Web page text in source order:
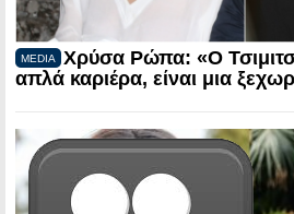
MEDIA
Χρύσα Ρώπα: «Ο
απλά καριέρα, είναι μια